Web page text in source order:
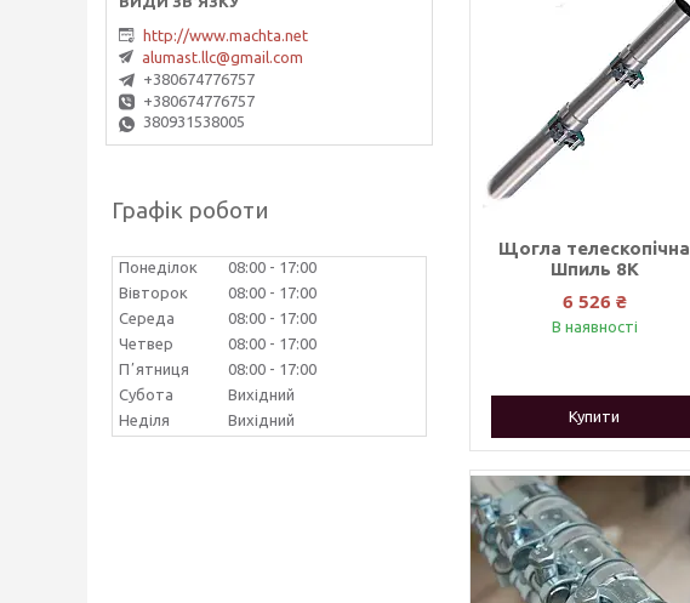
Щогла телескопічна
Шпиль 8К
6 526 ₴
В наявності
Купити
http://www.machta.net
alumast.llc@gmail.com
+380674776757
+380674776757
380931538005
Графік роботи
Понеділок 08:00
17:00
Вівторок
08:00
17:00
Середа
08:00
17:00
Четвер
08:00
17:00
Пʼятниця
08:00
17:00
Субота
Вихідний
Неділя
Вихідний